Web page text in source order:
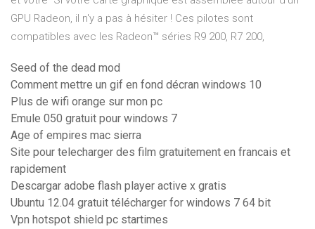
GPU Radeon, il n'y a pas à hésiter ! Ces pilotes sont
compatibles avec les Radeon™ séries R9 200, R7 200,
Seed of the dead mod
Comment mettre un gif en fond décran windows 10
Plus de wifi orange sur mon pc
Emule 050 gratuit pour windows 7
Age of empires mac sierra
Site pour telecharger des film gratuitement en francais et
rapidement
Descargar adobe flash player active x gratis
Ubuntu 12.04 gratuit télécharger for windows 7 64 bit
Vpn hotspot shield pc startimes